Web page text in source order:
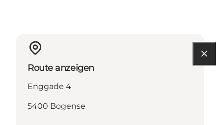
Route anzeigen
Enggade 4
5400 Bogense